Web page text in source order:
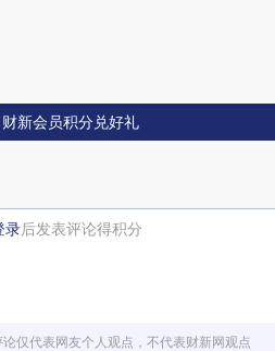
财新会员积分兑好礼
录后发表评论得积分
论仅代表网友个人观点，不代表财新网观点